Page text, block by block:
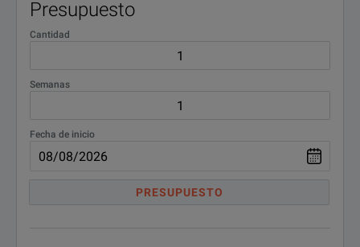
Presupuesto
Cantidad
Semanas
Fecha de inicio
PRESUPUESTO